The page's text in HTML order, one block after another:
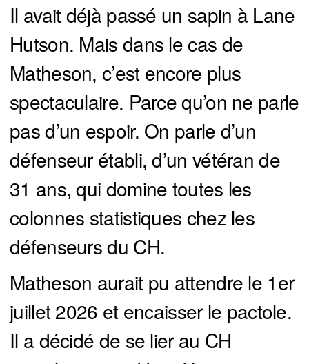
Il avait déjà passé un sapin à Lane
Hutson. Mais dans le cas de
Matheson, c’est encore plus
spectaculaire. Parce qu’on ne parle
pas d’un espoir. On parle d’un
défenseur établi, d’un vétéran de
31 ans, qui domine toutes les
colonnes statistiques chez les
défenseurs du CH.
Matheson aurait pu attendre le 1er
juillet 2026 et encaisser le pactole.
Il a décidé de se lier au CH